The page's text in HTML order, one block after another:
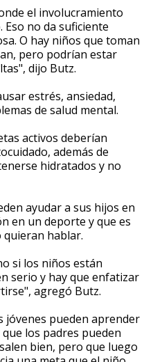
el involucramiento
no da suficiente
O hay niños que toman
pero podrían estar
dijo Butz.
estrés, ansiedad,
de salud mental.
activos deberían
además de
hidratados y no
ayudar a sus hijos en
en un deporte y que es
hablar.
si los niños están
serio y hay que enfatizar
agregó Butz.
jóvenes pueden aprender
los padres pueden
bien, pero que luego